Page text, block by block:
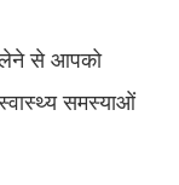
लेने से आपको
समस्याओं